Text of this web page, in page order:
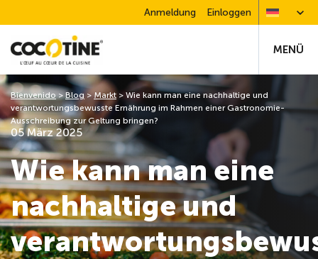
Anmeldung Einloggen
MENÜ
05 März 2025
Wie kann man eine
nachhaltige und
Bienvenido>Blog >Markt > Wie kann man eine nachhaltige und
verantwortungsbewusste Ernährung im Rahmen einer Gastronomie-
Ausschreibung zur Geltung bringen?